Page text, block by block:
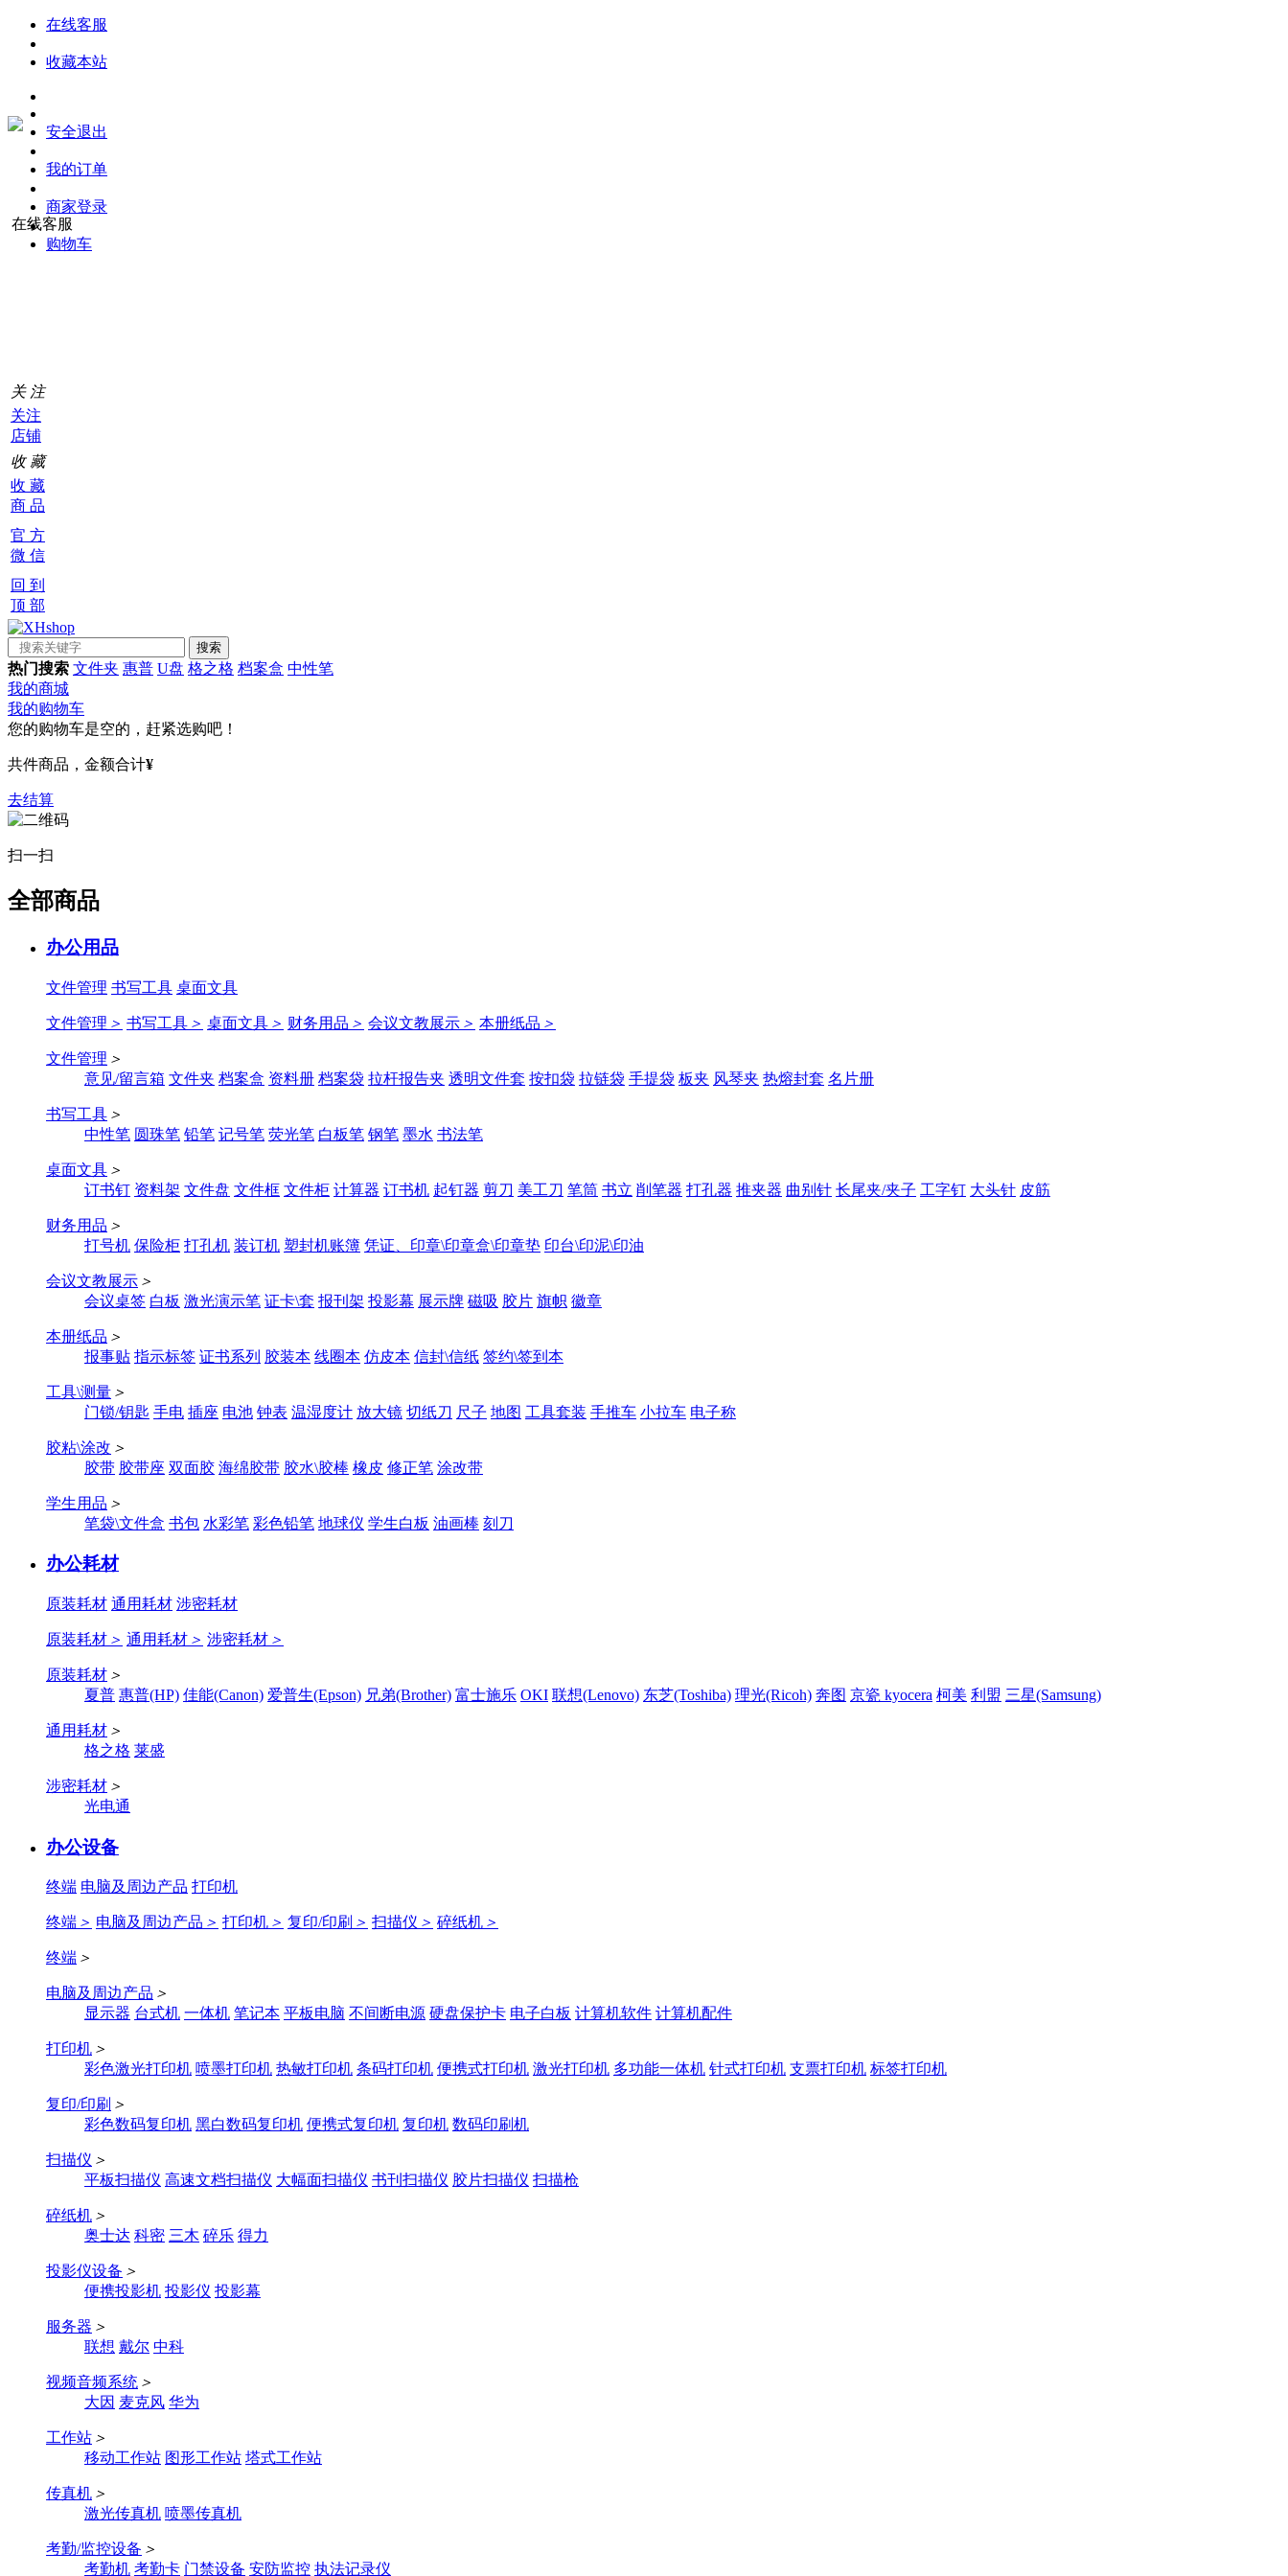
在线客服
收藏本站
安全退出
我的订单
商家登录
购物车
在线客服
关 注
关注
店铺
收 藏
收 藏
商 品
官 方
微 信
回 到
顶 部
热门搜索 文件夹 惠普 U盘 格之格 档案盒 中性笔
我的商城
我的购物车
您的购物车是空的，赶紧选购吧！
共件商品，金额合计¥
去结算
扫一扫
全部商品
办公用品
文件管理 书写工具 桌面文具
文件管理 ＞ 书写工具 ＞ 桌面文具 ＞ 财务用品 ＞ 会议文教展示 ＞ 本册纸品 ＞
文件管理 ＞
意见/留言箱 文件夹 档案盒 资料册 档案袋 拉杆报告夹 透明文件套 按扣袋 拉链袋 手提袋 板夹 风琴夹 热熔封套 名片册
书写工具 ＞
中性笔 圆珠笔 铅笔 记号笔 荧光笔 白板笔 钢笔 墨水 书法笔
桌面文具 ＞
订书钉 资料架 文件盘 文件框 文件柜 计算器 订书机 起钉器 剪刀 美工刀 笔筒 书立 削笔器 打孔器 推夹器 曲别针 长尾夹/夹子 工字钉 大头针 皮筋
财务用品 ＞
打号机 保险柜 打孔机 装订机 塑封机账簿 凭证、印章\印章盒\印章垫 印台\印泥\印油
会议文教展示 ＞
会议桌签 白板 激光演示笔 证卡\套 报刊架 投影幕 展示牌 磁吸 胶片 旗帜 徽章
本册纸品 ＞
报事贴 指示标签 证书系列 胶装本 线圈本 仿皮本 信封\信纸 签约\签到本
工具\测量 ＞
门锁/钥匙 手电 插座 电池 钟表 温湿度计 放大镜 切纸刀 尺子 地图 工具套装 手推车 小拉车 电子称
胶粘\涂改 ＞
胶带 胶带座 双面胶 海绵胶带 胶水\胶棒 橡皮 修正笔 涂改带
学生用品 ＞
笔袋\文件盒 书包 水彩笔 彩色铅笔 地球仪 学生白板 油画棒 刻刀
办公耗材
原装耗材 通用耗材 涉密耗材
原装耗材 ＞ 通用耗材 ＞ 涉密耗材 ＞
原装耗材 ＞
夏普 惠普(HP) 佳能(Canon) 爱普生(Epson) 兄弟(Brother) 富士施乐 OKI 联想(Lenovo) 东芝(Toshiba) 理光(Ricoh) 奔图 京瓷 kyocera 柯美 利盟 三星(Samsung)
通用耗材 ＞
格之格 莱盛
涉密耗材 ＞
光电通
办公设备
终端 电脑及周边产品 打印机
终端 ＞ 电脑及周边产品 ＞ 打印机 ＞ 复印/印刷 ＞ 扫描仪 ＞ 碎纸机 ＞
终端 ＞
电脑及周边产品 ＞
显示器 台式机 一体机 笔记本 平板电脑 不间断电源 硬盘保护卡 电子白板 计算机软件 计算机配件
打印机 ＞
彩色激光打印机 喷墨打印机 热敏打印机 条码打印机 便携式打印机 激光打印机 多功能一体机 针式打印机 支票打印机 标签打印机
复印/印刷 ＞
彩色数码复印机 黑白数码复印机 便携式复印机 复印机 数码印刷机
扫描仪 ＞
平板扫描仪 高速文档扫描仪 大幅面扫描仪 书刊扫描仪 胶片扫描仪 扫描枪
碎纸机 ＞
奥士达 科密 三木 碎乐 得力
投影仪设备 ＞
便携投影机 投影仪 投影幕
服务器 ＞
联想 戴尔 中科
视频音频系统 ＞
大因 麦克风 华为
工作站 ＞
移动工作站 图形工作站 塔式工作站
传真机 ＞
激光传真机 喷墨传真机
考勤/监控设备 ＞
考勤机 考勤卡 门禁设备 安防监控 执法记录仪